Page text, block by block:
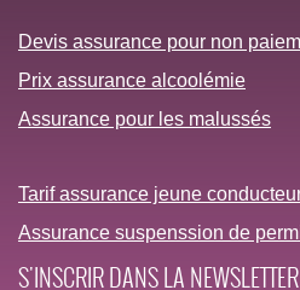
Devis assurance pour non
Prix assurance alcoolémie
Assurance pour les malussés
Tarif assurance jeune
Assurance suspenssion de
S'INSCRIR DANS LA NEWSLETTER